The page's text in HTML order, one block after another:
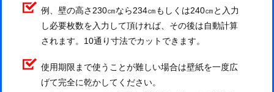
例、壁の高さ230㎝なら234㎝もしくは240㎝と入力
し必要枚数を入力して頂ければ、その後は自動計算
されます。10通り寸法でカットできます。
使用期限まで使うことが難しい場合は壁紙を一度広
げて完全に乾かしてください。